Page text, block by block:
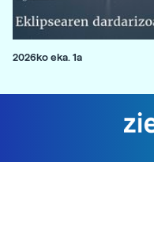
2026ko eka. 1a